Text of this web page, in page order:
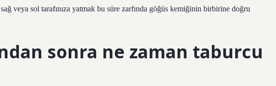
veya sol tarafınıza yatmak bu süre zarfında göğüs kemiğinin birbirine doğru
sonra ne zaman taburcu